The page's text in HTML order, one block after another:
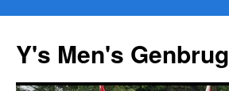
Y's Men's Genbrug